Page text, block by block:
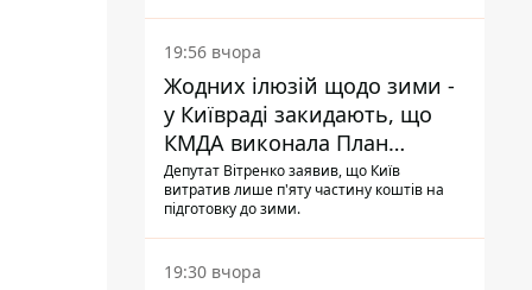
19:56 вчора
Жодних ілюзій щодо зими -
у Київраді закидають, що
КМДА виконала План
стійкості на 20%
Депутат Вітренко заявив, що Київ
витратив лише п'яту частину коштів на
підготовку до зими.
19:30 вчора